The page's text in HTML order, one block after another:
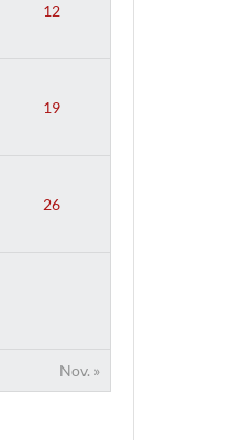
Nov. »
12
19
26